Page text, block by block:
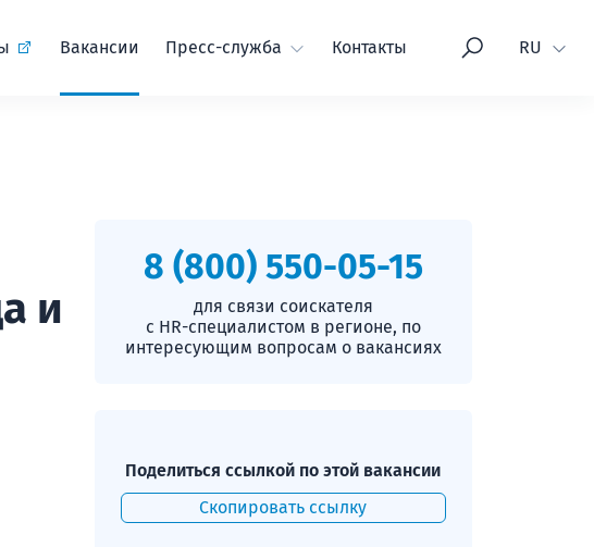
Вакансии Пресс-служба Контакты Язык
RU
8 (800) 550-05-15
для связи соискателя
с HR-специалистом в регионе, по
интересующим вопросам о вакансиях
Поделиться ссылкой по этой вакансии
Скопировать ссылку
и